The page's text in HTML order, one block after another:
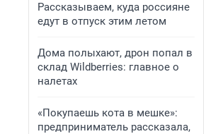
Рассказываем, куда россияне
едут в отпуск этим летом
Дома полыхают, дрон попал в
склад Wildberries: главное о
налетах
«Покупаешь кота в мешке»:
предприниматель рассказала,